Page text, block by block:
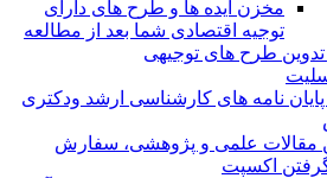
مخزن ایده ها و طرح های دارای
توجیه اقتصادی شما بعد از مطالعه
طرح های توجیهی
نامه های کارشناسی ارشد ودکتری
مقالات علمی و پژوهشی، سفارش